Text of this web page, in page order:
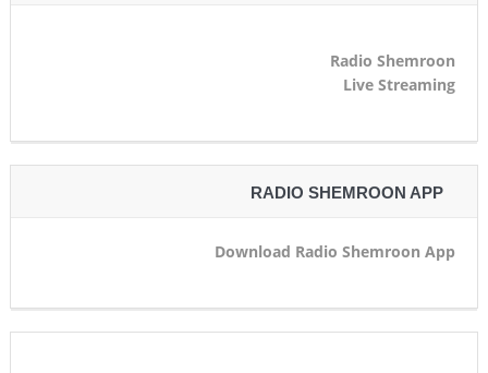
Radio Shemroon
Live Streaming
RADIO SHEMROON APP
Download Radio Shemroon App